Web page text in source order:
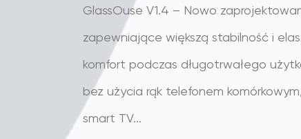
GlassOuse V1.4 – Nowo
zapewniające większą stabilność i
komfort podczas długotrwałego
bez użycia rąk telefonem
smart TV...